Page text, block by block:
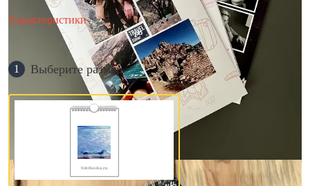
Характеристики
1 Выберите размер